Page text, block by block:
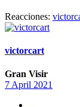
Reacciones:
victorcart
Gran Visir
7 April 2021